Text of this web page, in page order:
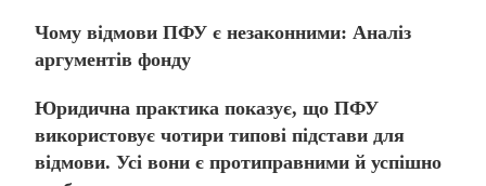
Чому відмови ПФУ є незаконними: Аналіз
аргументів фонду
Юридична практика показує, що ПФУ
використовує чотири типові підстави для
відмови. Усі вони є протиправними й успішно